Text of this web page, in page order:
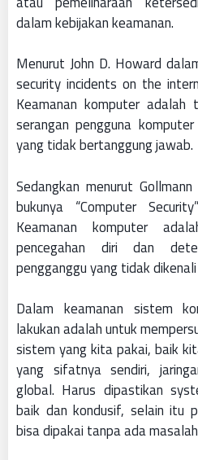
dalam kebijakan keamanan.
Menurut John D. Howard
security incidents on the
Keamanan komputer adalah
serangan pengguna
yang tidak bertanggung jawab.
Sedangkan menurut
bukunya “Computer
Keamanan komputer
pencegahan diri dan
pengganggu yang tidak
Dalam keamanan sistem
lakukan adalah untuk
sistem yang kita pakai, baik
yang sifatnya sendiri,
global. Harus dipastikan
baik dan kondusif, selain itu
bisa dipakai tanpa ada